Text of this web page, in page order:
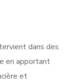
dans des
en apportant
et